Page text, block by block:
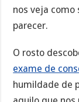
nos veja como
parecer.
O rosto
exame de
humildade de